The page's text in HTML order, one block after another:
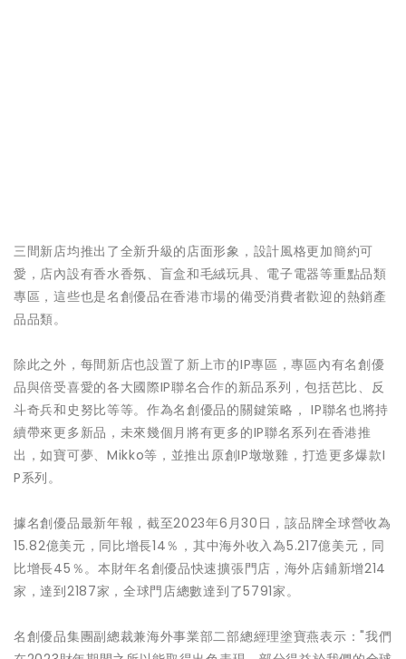
三間新店均推出了全新升級的店面形象，設計風格更加簡約可
愛，店內設有香水香氛、盲盒和毛絨玩具、電子電器等重點品類
專區，這些也是名創優品在香港市場的備受消費者歡迎的熱銷產
品品類。
除此之外，每間新店也設置了新上市的IP專區，專區內有名創優
品與倍受喜愛的各大國際IP聯名合作的新品系列，包括芭比、反
斗奇兵和史努比等等。作為名創優品的關鍵策略， IP聯名也將持
續帶來更多新品，未來幾個月將有更多的IP聯名系列在香港推
出，如寶可夢、Mikko等，並推出原創IP墩墩雞，打造更多爆款I
P系列。
據名創優品最新年報，截至2023年6月30日，該品牌全球營收為
15.82億美元，同比增長14％，其中海外收入為5.217億美元，同
比增長45％。本財年名創優品快速擴張門店，海外店鋪新增214
家，達到2187家，全球門店總數達到了5791家。
名創優品集團副總裁兼海外事業部二部總經理塗寶燕表示："我們